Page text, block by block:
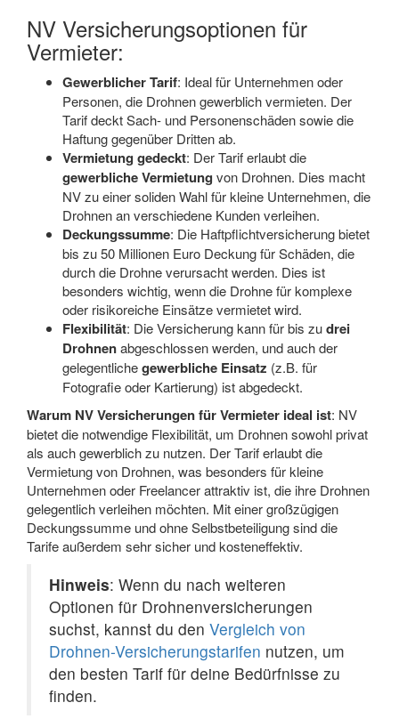
NV Versicherungsoptionen für
Vermieter:
Gewerblicher Tarif: Ideal für Unternehmen oder
Personen, die Drohnen gewerblich vermieten. Der
Tarif deckt Sach- und Personenschäden sowie die
Haftung gegenüber Dritten ab.
Vermietung gedeckt: Der Tarif erlaubt die
gewerbliche Vermietung von Drohnen. Dies macht
NV zu einer soliden Wahl für kleine Unternehmen, die
Drohnen an verschiedene Kunden verleihen.
Deckungssumme: Die Haftpflichtversicherung bietet
bis zu 50 Millionen Euro Deckung für Schäden, die
durch die Drohne verursacht werden. Dies ist
besonders wichtig, wenn die Drohne für komplexe
oder risikoreiche Einsätze vermietet wird.
Flexibilität: Die Versicherung kann für bis zudrei
Drohnenabgeschlossen werden, und auch der
gelegentlichegewerbliche Einsatz (z.B. für
Fotografie oder Kartierung) ist abgedeckt.
Warum NV Versicherungen für Vermieter ideal ist: NV
bietet die notwendige Flexibilität, um Drohnen sowohl privat
als auch gewerblich zu nutzen. Der Tarif erlaubt die
Vermietung von Drohnen, was besonders für kleine
Unternehmen oder Freelancer attraktiv ist, die ihre Drohnen
gelegentlich verleihen möchten. Mit einer großzügigen
Deckungssumme und ohne Selbstbeteiligung sind die
Tarife außerdem sehr sicher und kosteneffektiv.
Hinweis: Wenn du nach weiteren
Optionen für Drohnenversicherungen
suchst, kannst du den Vergleich von
Drohnen-Versicherungstarifen nutzen, um
den besten Tarif für deine Bedürfnisse zu
finden.